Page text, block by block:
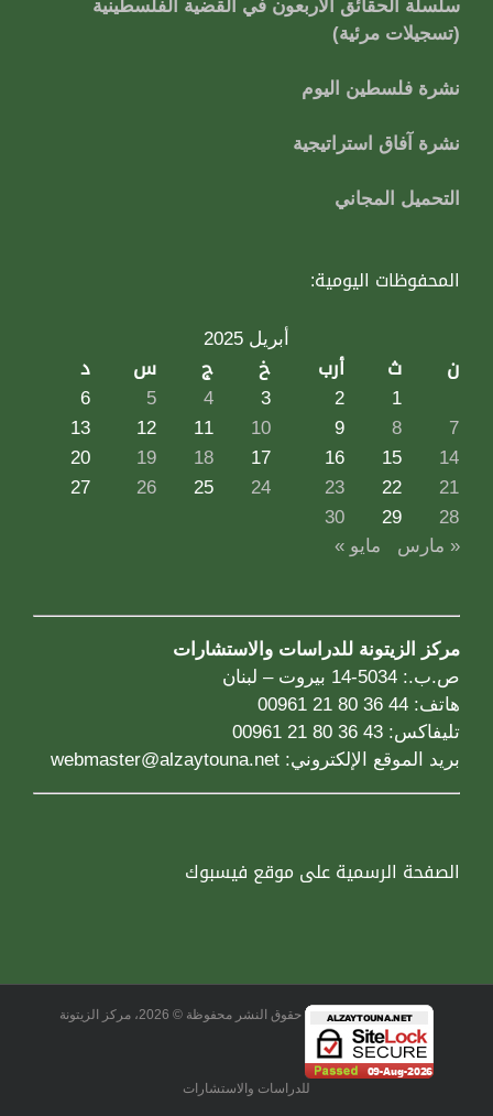
سلسلة الحقائق الأربعون في القضية الفلسطينية
(تسجيلات مرئية)
نشرة فلسطين اليوم
نشرة آفاق استراتيجية
التحميل المجاني
المحفوظات اليومية:
أبريل 2025
ن ث أرب خ ج س د
1
2
3
4
5
6
7
8
9
10
11
12
13
14
15
16
17
18
19
20
21
22
23
24
25
26
27
28
29
30
« مارس
مايو »
مركز الزيتونة للدراسات والاستشارات
ص.ب.: 5034-14 بيروت – لبنان
هاتف: 44 36 80 21 00961
تليفاكس: 43 36 80 21 00961
بريد الموقع الإلكتروني: webmaster@alzaytouna.net
الصفحة الرسمية على موقع فيسبوك
حقوق النشر محفوظة © 2026، مركز الزيتونة
للدراسات والاستشارات